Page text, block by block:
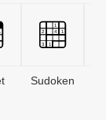
Sudoken